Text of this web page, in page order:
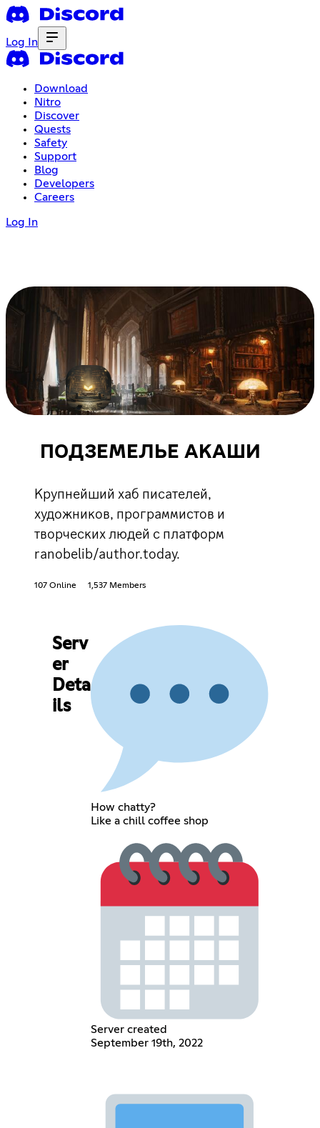
Log In
Download
Nitro
Discover
Quests
Safety
Support
Blog
Developers
Careers
Log In
ПОДЗЕМЕЛЬЕ АКАШИ
Крупнейший хаб писателей,
художников, программистов и
творческих людей с платформ
ranobelib/author.today.
107 Online 1,537 Members
Serv
er
Deta
ils
How chatty?
Like a chill coffee shop
Server created
September 19th, 2022